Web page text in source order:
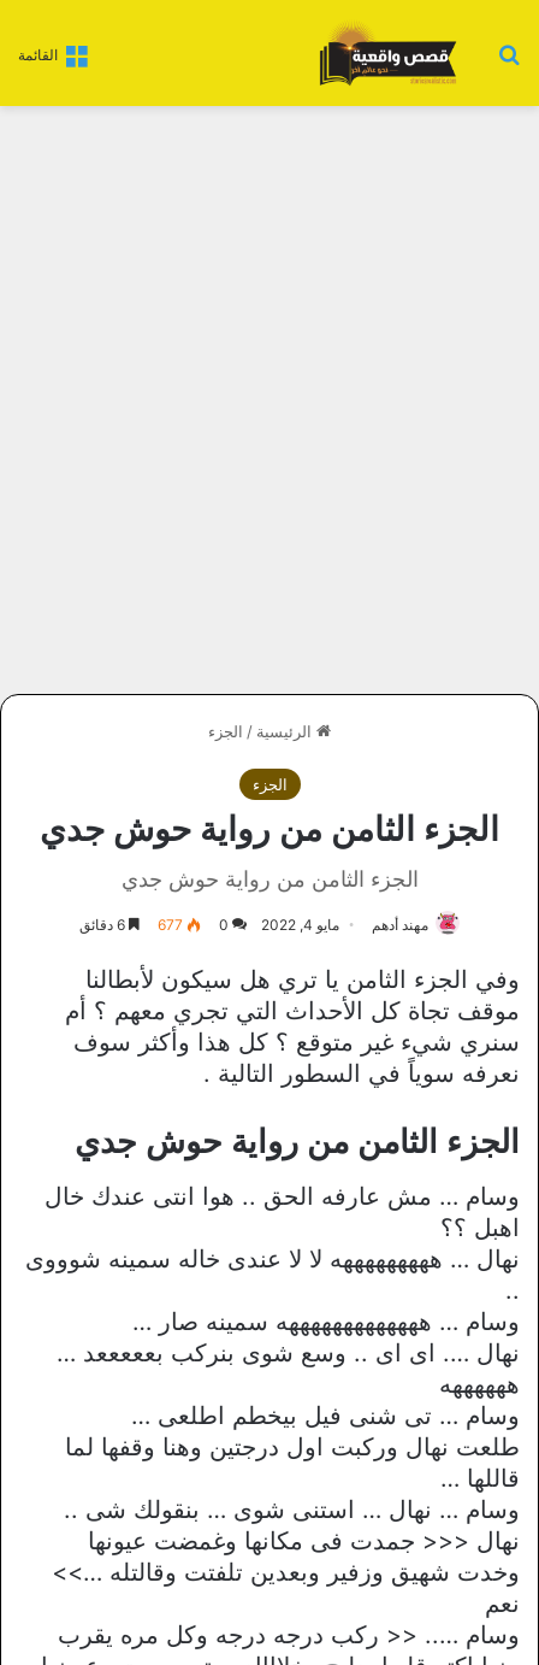
القائمة بحث عن
الرئيسية / الجزء
الجزء
الجزء الثامن من رواية حوش جدي
الجزء الثامن من رواية حوش جدي
مهند أدهم مايو 4, 2022 0
677
وفي الجزء الثامن يا تري هل سيكون لأبطالنا
موقف تجاة كل الأحداث التي تجري معهم ؟ أم
سنري شيء غير متوقع ؟ كل هذا وأكثر سوف
نعرفه سوياً في السطور التالية .
الجزء الثامن من رواية حوش جدي
وسام … مش عارفه الحق .. هوا انتى عندك خال
اهبل ؟؟
نهال … هههههههههه لا لا عندى خاله سمينه شوووى
..
وسام … هههههههههههههه سمينه صار …
نهال …. اى اى .. وسع شوى بنركب بعععععد …
ههههههه
وسام … تى شنى فيل بيخطم اطلعى …
طلعت نهال وركبت اول درجتين وهنا وقفها لما
قاللها …
وسام … نهال … استنى شوى … بنقولك شى ..
نهال <<< جمدت فى مكانها وغمضت عيونها
وخدت شهيق وزفير وبعدين تلفتت وقالتله …>>
نعم
وسام ….. << ركب درجه درجه وكل مره يقرب